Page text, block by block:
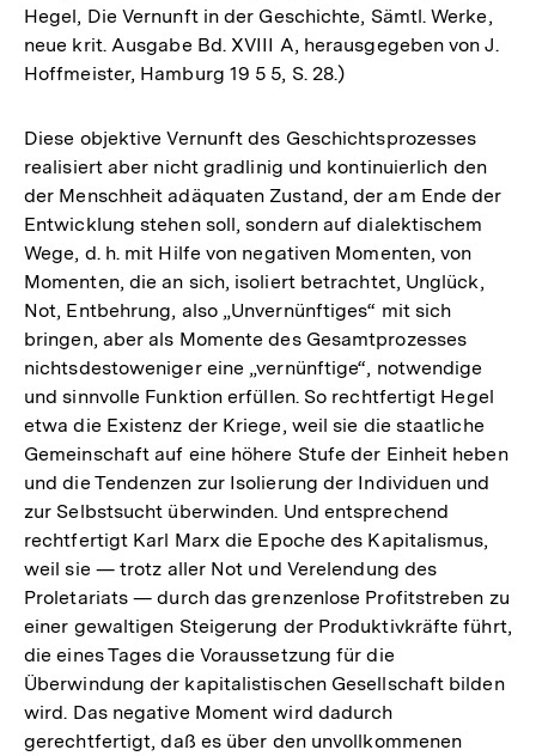
Hegel, Die Vernunft in der Geschichte, Sämtl. Werke,
neue krit. Ausgabe Bd. XVIII A, herausgegeben von J.
Hoffmeister, Hamburg 19 5 5, S. 28.)
Diese objektive Vernunft des Geschichtsprozesses
realisiert aber nicht gradlinig und kontinuierlich den
der Menschheit adäquaten Zustand, der am Ende der
Entwicklung stehen soll, sondern auf dialektischem
Wege, d. h. mit Hilfe von negativen Momenten, von
Momenten, die an sich, isoliert betrachtet, Unglück,
Not, Entbehrung, also „Unvernünftiges“ mit sich
bringen, aber als Momente des Gesamtprozesses
nichtsdestoweniger eine „vernünftige“, notwendige
und sinnvolle Funktion erfüllen. So rechtfertigt Hegel
etwa die Existenz der Kriege, weil sie die staatliche
Gemeinschaft auf eine höhere Stufe der Einheit heben
und die Tendenzen zur Isolierung der Individuen und
zur Selbstsucht überwinden. Und entsprechend
rechtfertigt Karl Marx die Epoche des Kapitalismus,
weil sie — trotz aller Not und Verelendung des
Proletariats — durch das grenzenlose Profitstreben zu
einer gewaltigen Steigerung der Produktivkräfte führt,
die eines Tages die Voraussetzung für die
Überwindung der kapitalistischen Gesellschaft bilden
wird. Das negative Moment wird dadurch
gerechtfertigt, daß es über den unvollkommenen